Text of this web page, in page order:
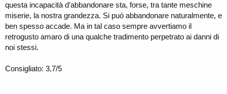
questa incapacità d’abbandonare sta, forse, tra tante meschine
miserie, la nostra grandezza. Si può abbandonare naturalmente, e
ben spesso accade. Ma in tal caso sempre avvertiamo il
retrogusto amaro di una qualche tradimento perpetrato ai danni di
noi stessi.
Consigliato: 3,7/5